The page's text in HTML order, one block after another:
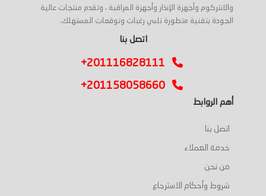
والانتركوم وأجهزة الإنذار وأجهزة المراقبة ، وتقدم منتجات عالية
الجودة بتقنية متطورة تلبي رغبات وتوقعات المستهلك.
اتصل بنا
+201116828111
+201158058660
أهم الروابط
اتصل بنا
خدمة العملاء
من نحن
شروط وأحكام الاسترجاع